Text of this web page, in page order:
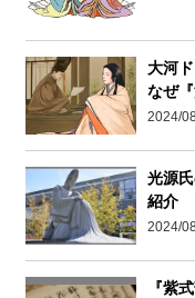
大河
なぜ
2024/
光源
紹介
2024/
『紫